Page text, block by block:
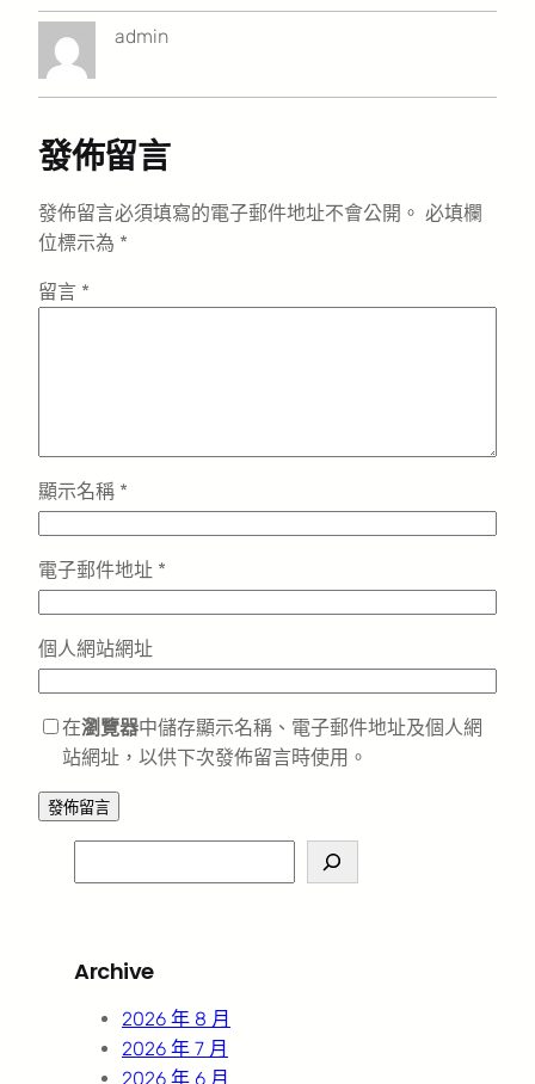
admin
發佈留言
發佈留言必須填寫的電子郵件地址不會公開。 必填欄
位標示為 *
留言 *
顯示名稱 *
電子郵件地址 *
個人網站網址
在瀏覽器中儲存顯示名稱、電子郵件地址及個人網
站網址，以供下次發佈留言時使用。
e
c
Archive
2026 年 8 月
2026 年 7 月
2026 年 6 月